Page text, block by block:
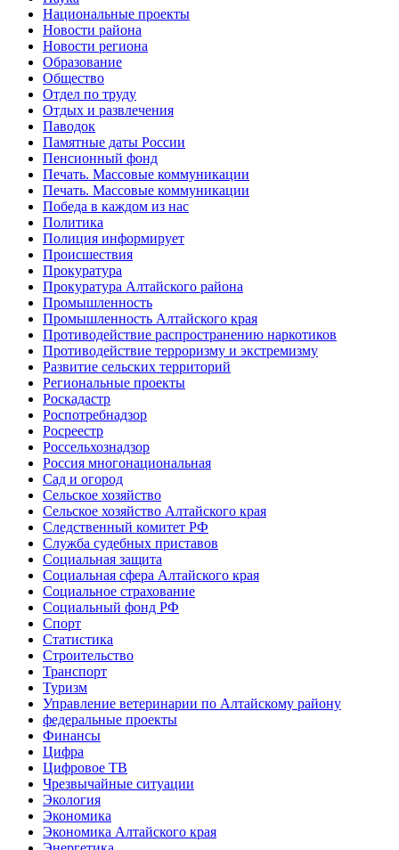
Национальные проекты
Новости района
Новости региона
Образование
Общество
Отдел по труду
Отдых и развлечения
Паводок
Памятные даты России
Пенсионный фонд
Печать. Массовые коммуникации
Печать. Массовые коммуникации
Победа в каждом из нас
Политика
Полиция информирует
Происшествия
Прокуратура
Прокуратура Алтайского района
Промышленность
Промышленность Алтайского края
Противодействие распространению наркотиков
Противодействие терроризму и экстремизму
Развитие сельских территорий
Региональные проекты
Роскадастр
Роспотребнадзор
Росреестр
Россельхознадзор
Россия многонациональная
Сад и огород
Сельское хозяйство
Сельское хозяйство Алтайского края
Следственный комитет РФ
Служба судебных приставов
Социальная защита
Социальная сфера Алтайского края
Социальное страхование
Социальный фонд РФ
Спорт
Статистика
Строительство
Транспорт
Туризм
Управление ветеринарии по Алтайскому району
федеральные проекты
Финансы
Цифра
Цифровое ТВ
Чрезвычайные ситуации
Экология
Экономика
Экономика Алтайского края